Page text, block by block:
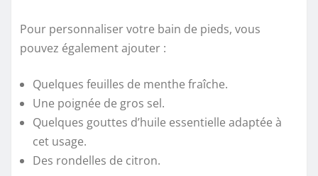
Pour personnaliser votre bain de pieds, vous
pouvez également ajouter :
Quelques feuilles de menthe fraîche.
Une poignée de gros sel.
Quelques gouttes d’huile essentielle adaptée à
cet usage.
Des rondelles de citron.